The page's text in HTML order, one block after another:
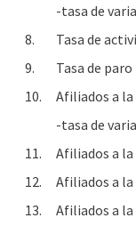
-tasa de
8.
Tasa de
9.
Tasa de
10.
Afiliados a la
-tasa de
11.
Afiliados a la
12.
Afiliados a la
13.
Afiliados a la